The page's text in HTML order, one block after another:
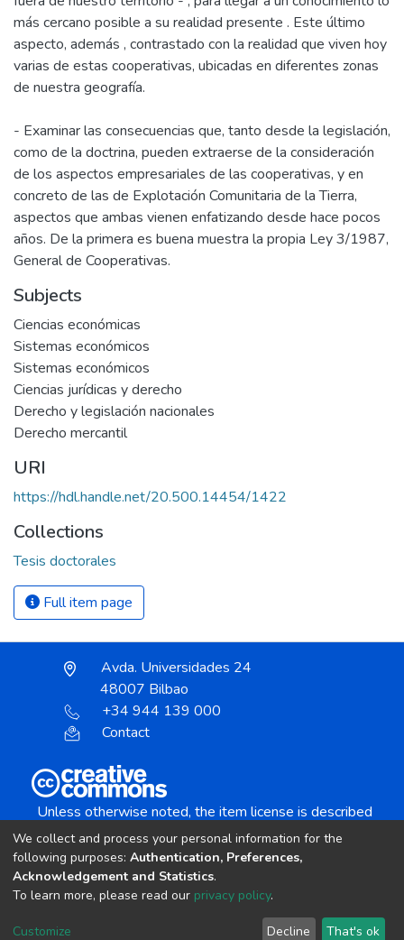
más cercano posible a su realidad presente . Este último
aspecto, además , contrastado con la realidad que viven hoy
varias de estas cooperativas, ubicadas en diferentes zonas
de nuestra geografía.
- Examinar las consecuencias que, tanto desde la legislación,
como de la doctrina, pueden extraerse de la consideración
de los aspectos empresariales de las cooperativas, y en
concreto de las de Explotación Comunitaria de la Tierra,
aspectos que ambas vienen enfatizando desde hace pocos
años. De la primera es buena muestra la propia Ley 3/1987,
General de Cooperativas.
Subjects
Ciencias económicas
Sistemas económicos
Sistemas económicos
Ciencias jurídicas y derecho
Derecho y legislación nacionales
Derecho mercantil
URI
https://hdl.handle.net/20.500.14454/1422
Collections
Tesis doctorales
Full item page
Avda. Universidades 24
48007 Bilbao
+34 944 139 000
Contact
Unless otherwise noted, the item license is described
Creative Commons Attribution-NonCommercial-
copyright © 2002-2026 LYRASIS
Cookie settings Send Feedback
We collect and process your personal information for the
following purposes: Authentication, Preferences,
Acknowledgement and Statistics.
To learn more, please read our privacy policy.
Customize Decline That's ok